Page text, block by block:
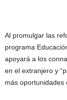
Al promulgar las
programa
apoyará a los
en el extranjero y
más oportunidades